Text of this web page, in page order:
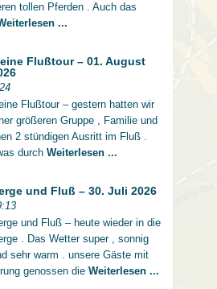
tollen Pferden . Auch das
...
Flußtour – 01. August
Flußtour – gestern hatten wir
größeren Gruppe , Familie und
2 stündigen Ausritt im Fluß .
durch Weiterlesen ...
und Fluß – 30. Juli 2026
und Fluß – heute wieder in die
. Das Wetter super , sonnig
sehr warm . unsere Gäste mit
genossen die Weiterlesen ...